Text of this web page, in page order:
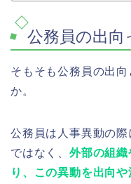
公務員の出向
そもそも公務員の出
か。
公務員は人事異動の
ではなく、 外部の組
り、この異動を出向や